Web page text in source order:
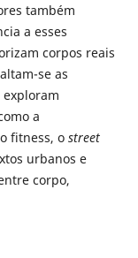
também
a esses
corpos reais
se as
a
fitness, o street
urbanos e
corpo,